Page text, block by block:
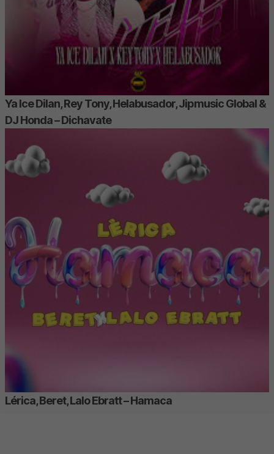
Ya Ice Dilan, Rey Tony, Helabusador, Jipmusic Global &
DJ Honda – Dichavate
Lérica, Beret, Lalo Ebratt – Hamaca